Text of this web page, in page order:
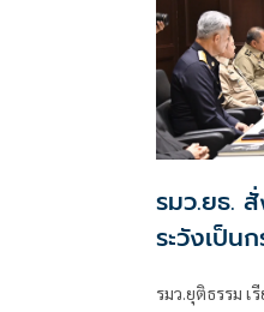
รมว.ยธ.
ระวังเป็
รมว.ยุติธรรม